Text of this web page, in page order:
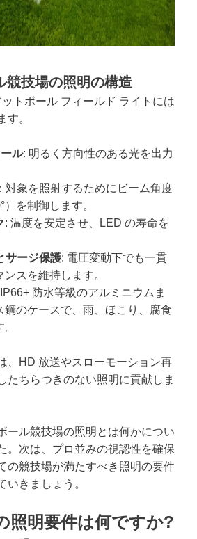
競技場の照明の構造
トボール フィールド ライトには
す。
ル: 明るく方向性のある光を出力
対象を照射するためにビーム角度
）を制御します。
: 温度を安定させ、LED の寿命を
サージ保護: 電圧変動下でも一貫
スを維持します。
防水等級のアルミニウムま
鋼のケースで、雨、ほこり、腐食
、HD 放送やスローモーション再
たちらつきのない照明に貢献しま
ール競技場の照明とは何かについ
。次は、プロ並みの視認性を確保
の競技場が満たすべき照明の要件
いきましょう。
照明要件は何ですか?